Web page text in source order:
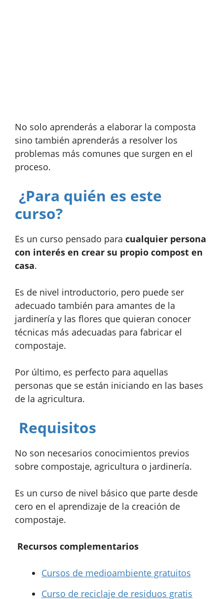
No solo aprenderás a elaborar la composta
sino también aprenderás a resolver los
problemas más comunes que surgen en el
proceso.
¿Para quién es este
curso?
Es un curso pensado para cualquier persona
con interés en crear su propio compost en
casa.
Es de nivel introductorio, pero puede ser
adecuado también para amantes de la
jardinería y las flores que quieran conocer
técnicas más adecuadas para fabricar el
compostaje.
Por último, es perfecto para aquellas
personas que se están iniciando en las bases
de la agricultura.
Requisitos
No son necesarios conocimientos previos
sobre compostaje, agricultura o jardinería.
Es un curso de nivel básico que parte desde
cero en el aprendizaje de la creación de
compostaje.
Recursos complementarios
Cursos de medioambiente gratuitos
Curso de reciclaje de residuos gratis